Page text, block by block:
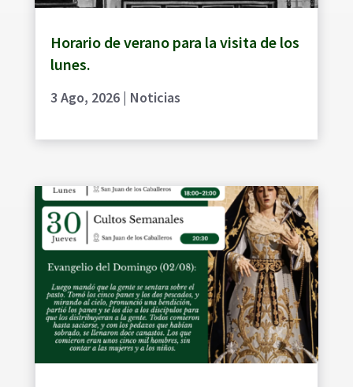
Horario de verano para la visita de los
lunes.
3 Ago, 2026| Noticias